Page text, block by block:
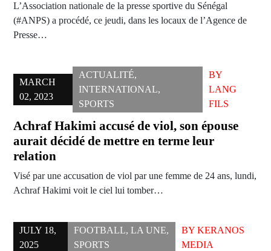
L’Association nationale de la presse sportive du Sénégal
(#ANPS) a procédé, ce jeudi, dans les locaux de l’Agence de
Presse…
MARCH
02, 2023
ACTUALITÉ,
INTERNATIONAL,
SPORTS
BY
LANG
FILS
Achraf Hakimi accusé de viol, son épouse
aurait décidé de mettre en terme leur
relation
Visé par une accusation de viol par une femme de 24 ans, lundi,
Achraf Hakimi voit le ciel lui tomber…
JULY 18,
2025
FOOTBALL, LA UNE,
SPORTS
BYKERANOS
MEDIA